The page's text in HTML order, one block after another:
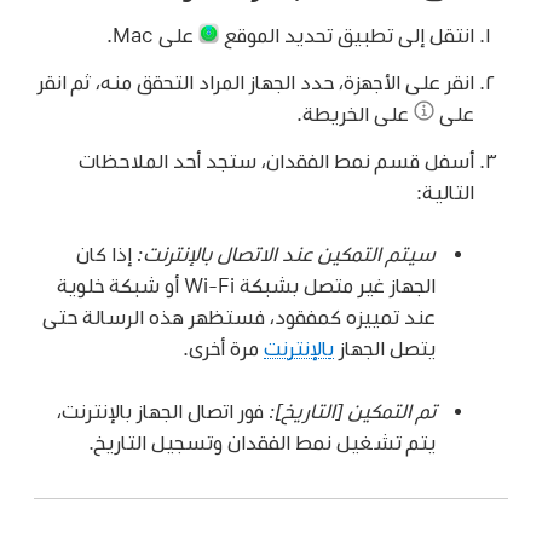
انتقل إلى تطبيق تحديد الموقع على Mac.
انقر على الأجهزة، حدد الجهاز المراد التحقق منه، ثم انقر
على
على الخريطة.
أسفل قسم نمط الفقدان، ستجد أحد الملاحظات
التالية:
سيتم التمكين عند الاتصال بالإنترنت: إذا كان
الجهاز غير متصل بشبكة Wi‑Fi أو شبكة خلوية
عند تمييزه كمفقود، فستظهر هذه الرسالة حتى
يتصل الجهازبالإنترنت مرة أخرى.
تم التمكين [التاريخ]: فور اتصال الجهاز بالإنترنت،
يتم تشغيل نمط الفقدان وتسجيل التاريخ.